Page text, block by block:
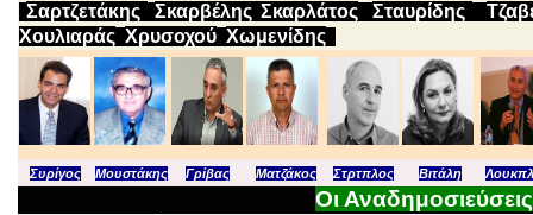
Σαρτζετάκης
Σκαρβέλης Σκαρλάτος Σταυρίδης
Χουλιαράς Χρυσοχού Χωμενίδης
Συρίγος Μουστάκης Γρίβας Ματζάκος Στρτπλος Βιτάλη
Οι